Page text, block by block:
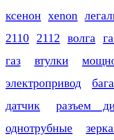
ксенон xenon
2110
2112 волга
газ
втулки
электропривод
датчик
разъем
однотрубные